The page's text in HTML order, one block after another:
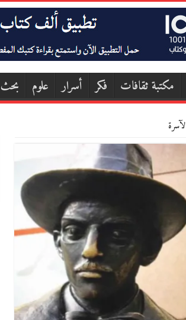
مكتبة ثقافات فكر أسرار علوم بحث